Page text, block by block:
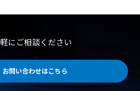
にご相談ください
お問い合わせはこちら